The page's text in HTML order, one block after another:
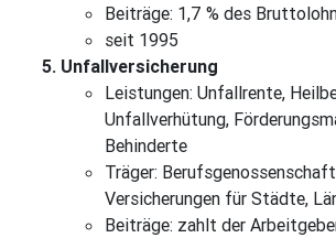
Beiträge: 1,7 % des
seit 1995
Unfallversicherung
Leistungen: Unfallrente,
Unfallverhütung,
Behinderte
Träger:
Versicherungen für Städte,
Beiträge: zahlt der